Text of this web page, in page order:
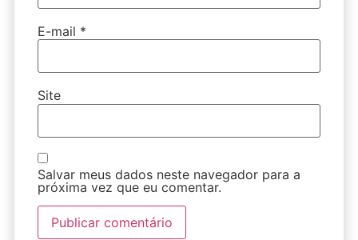
E-mail *
Site
Salvar meus dados neste navegador para a
próxima vez que eu comentar.